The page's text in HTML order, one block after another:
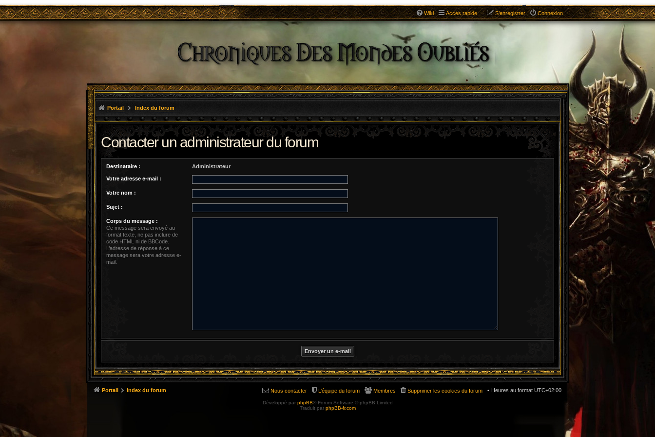
Wiki Accès rapide Connexion
S’enregistrer
Portail Index du forum
Contacter un administrateur du forum
Destinataire : Administrateur
Votre adresse e-mail :
Votre nom :
Sujet :
Corps du message :
Ce message sera envoyé au
format texte, ne pas inclure de
code HTML ni de BBCode.
L’adresse de réponse à ce
message sera votre adresse e-
mail.
Portail Index du forum Heures au format UTC+02:00
Supprimer les cookies du forum
Membres
L’équipe du forum
Nous contacter
Développé par phpBB® Forum Software © phpBB Limited
Traduit par phpBB-fr.com